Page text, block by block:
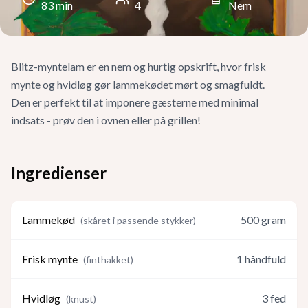
83min 4 Nem
Blitz-myntelam er en nem og hurtig opskrift, hvor frisk
mynte og hvidløg gør lammekødet mørt og smagfuldt.
Den er perfekt til at imponere gæsterne med minimal
indsats - prøv den i ovnen eller på grillen!
Ingredienser
Lammekød (skåret i passende stykker) 500gram
Frisk mynte (finthakket) 1 håndfuld
Hvidløg (knust) 3fed